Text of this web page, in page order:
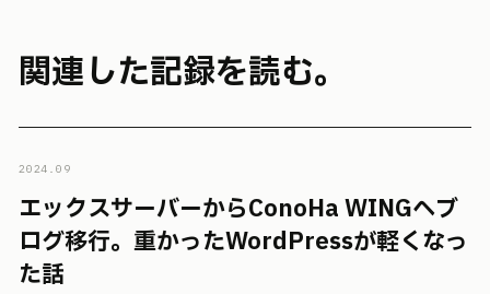
関連した記録を読む。
2024.09
エックスサーバーからConoHa WINGへブ
ログ移行。重かったWordPressが軽くなっ
た話